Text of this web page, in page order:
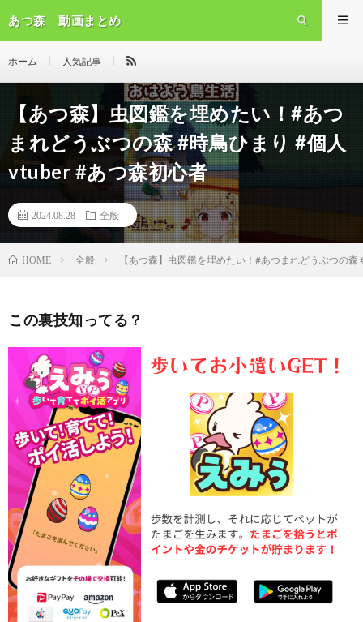
あつ森 動画まとめ
ホーム 人気記事
【あつ森】虫図鑑を埋めたい！#あつ
まれどうぶつの森 #時鳥ひまり #個人
vtuber #あつ森初心者
2024.08.28 全般
HOME 全般 【あつ森】虫図鑑を埋めたい！#あつまれどうぶつの
この裏技知ってる？